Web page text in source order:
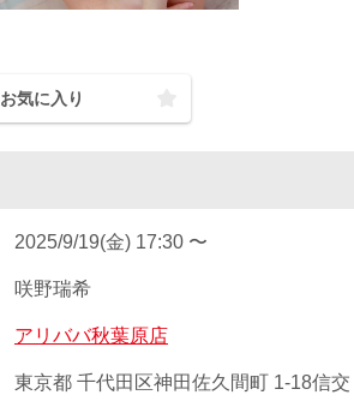
お気に入り
2025/9/19(金) 17:30 〜
咲野瑞希
アリババ秋葉原店
東京都 千代田区神田佐久間町 1-18信